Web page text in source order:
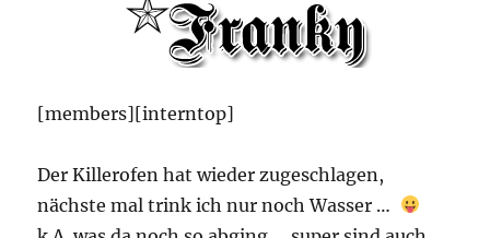
[members][interntop]
Der Killerofen hat wieder zugeschlagen,
nächste mal trink ich nur noch Wasser …